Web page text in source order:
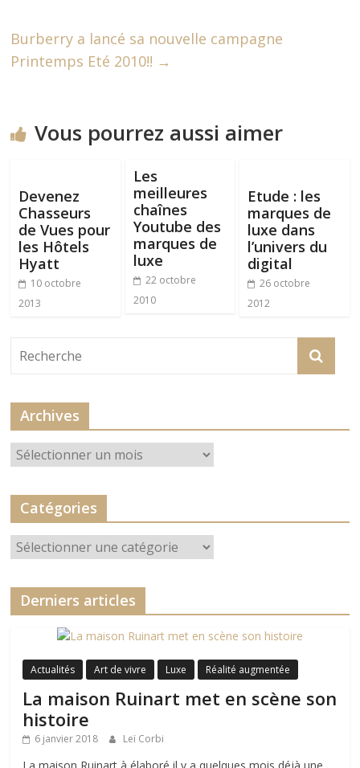
Burberry a lancé sa nouvelle campagne
Printemps Eté 2010!! →
Vous pourrez aussi aimer
Devenez
Chasseurs
de Vues pour
les Hôtels
Hyatt
10 octobre
2013
Les
meilleures
chaînes
Youtube des
marques de
luxe
22 octobre
2010
Etude : les
marques de
luxe dans
l’univers du
digital
26 octobre
2012
Archives
Archives
Catégories
Catégories
Derniers articles
Actualités Art de vivre Luxe Réalité augmentée
La maison Ruinart met en scène son
histoire
6 janvier 2018 Leï Corbi